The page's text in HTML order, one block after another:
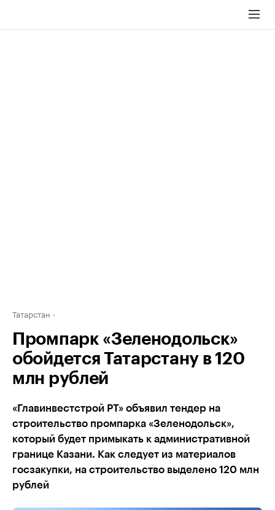
Татарстан
Промпарк «Зеленодольск»
обойдется Татарстану в 120
млн рублей
«Главинвестстрой РТ» объявил тендер на
строительство промпарка «Зеленодольск»,
который будет примыкать к административной
границе Казани. Как следует из материалов
госзакупки, на строительство выделено 120 млн
рублей